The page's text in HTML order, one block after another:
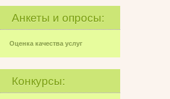
Анкеты и опросы:
Оценка качества услуг
Конкурсы: